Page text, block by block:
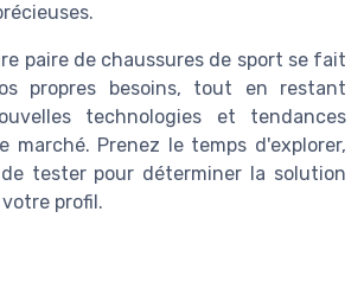
paire de chaussures de sport se fait
propres besoins, tout en restant
technologies et tendances
marché. Prenez le temps d'explorer,
tester pour déterminer la solution
profil.